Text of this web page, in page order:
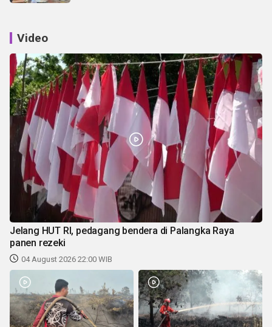
Video
Jelang HUT RI, pedagang bendera di Palangka Raya
panen rezeki
04 August 2026 22:00 WIB